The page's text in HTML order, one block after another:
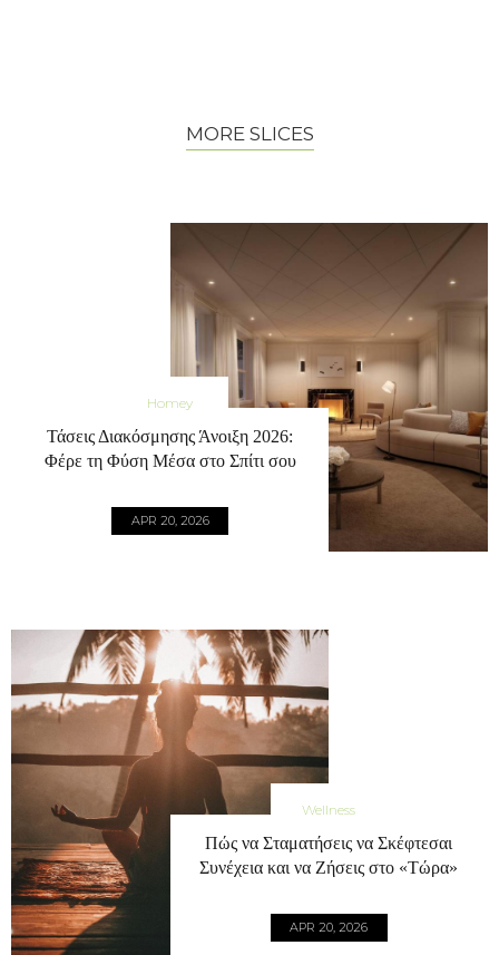
MORE SLICES
Homey
Τάσεις Διακόσμησης Άνοιξη 2026:
Φέρε τη Φύση Μέσα στο Σπίτι σου
APR 20, 2026
Wellness
Πώς να Σταματήσεις να Σκέφτεσαι
Συνέχεια και να Ζήσεις στο «Τώρα»
APR 20, 2026